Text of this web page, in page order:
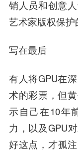
销人员和创意
艺术家版权保护
写在最后
有人将GPU在
术的彩票，但
示自己在10年
力，以及GPU
好这点，才孤